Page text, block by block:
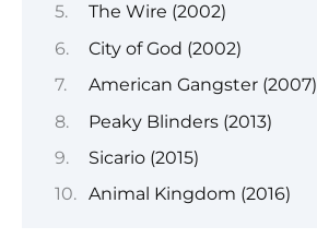
The Wire (2002)
City of God (2002)
American Gangster (2007)
Peaky Blinders (2013)
Sicario (2015)
Animal Kingdom (2016)